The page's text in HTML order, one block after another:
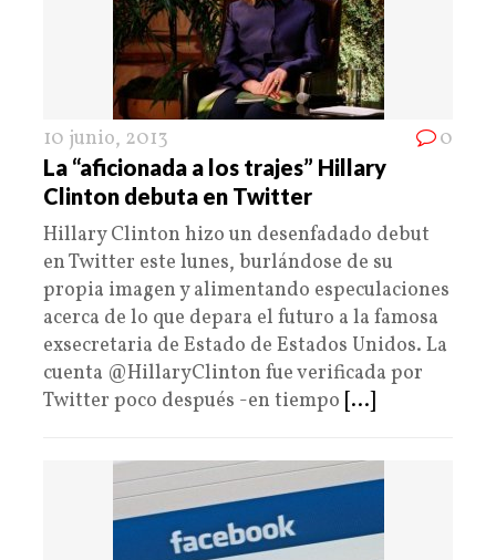
10 junio, 2013 0
La “aficionada a los trajes” Hillary
Clinton debuta en Twitter
Hillary Clinton hizo un desenfadado debut
en Twitter este lunes, burlándose de su
propia imagen y alimentando especulaciones
acerca de lo que depara el futuro a la famosa
exsecretaria de Estado de Estados Unidos. La
cuenta @HillaryClinton fue verificada por
Twitter poco después -en tiempo [...]